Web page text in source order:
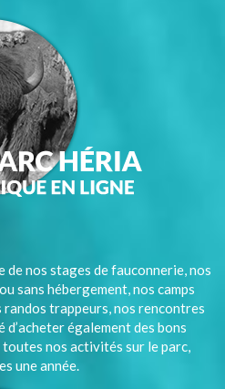
nos stages de fauconnerie, nos
sans hébergement, nos camps
trappeurs, nos rencontres
également des bons
nos activités sur le parc,
une année.